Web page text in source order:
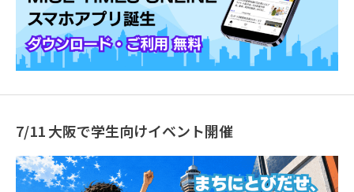
7/11 大阪で学生向けイベント開催